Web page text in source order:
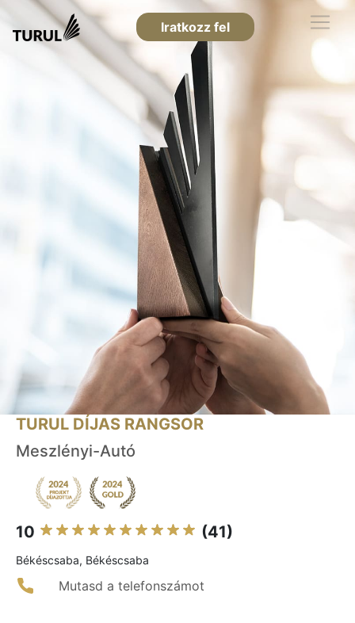
Iratkozz fel
TURUL DÍJAS RANGSOR
Meszlényi-Autó
10 (41)
Békéscsaba, Békéscsaba
Mutasd a telefonszámot